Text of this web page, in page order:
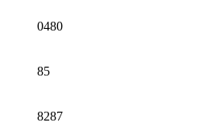
0480
85
8287